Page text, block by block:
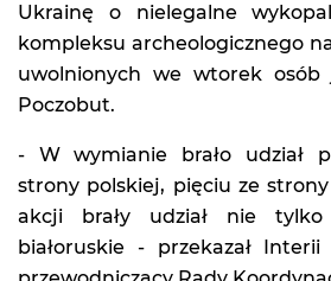
Ukrainę o nielegalne
kompleksu archeologicznego
uwolnionych we wtorek osób
Poczobut.
- W wymianie brało udział
strony polskiej, pięciu ze
akcji brały udział nie
białoruskie - przekazał